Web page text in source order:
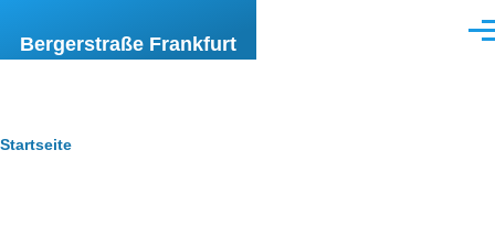
Bergerstraße Frankfurt
Pfadnavigation
Startseite